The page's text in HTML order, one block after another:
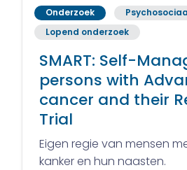
Onderzoek
Lopend onderzoek
SMART: Self-
persons with
cancer and their
Trial
Eigen regie van mensen
kanker en hun naasten.